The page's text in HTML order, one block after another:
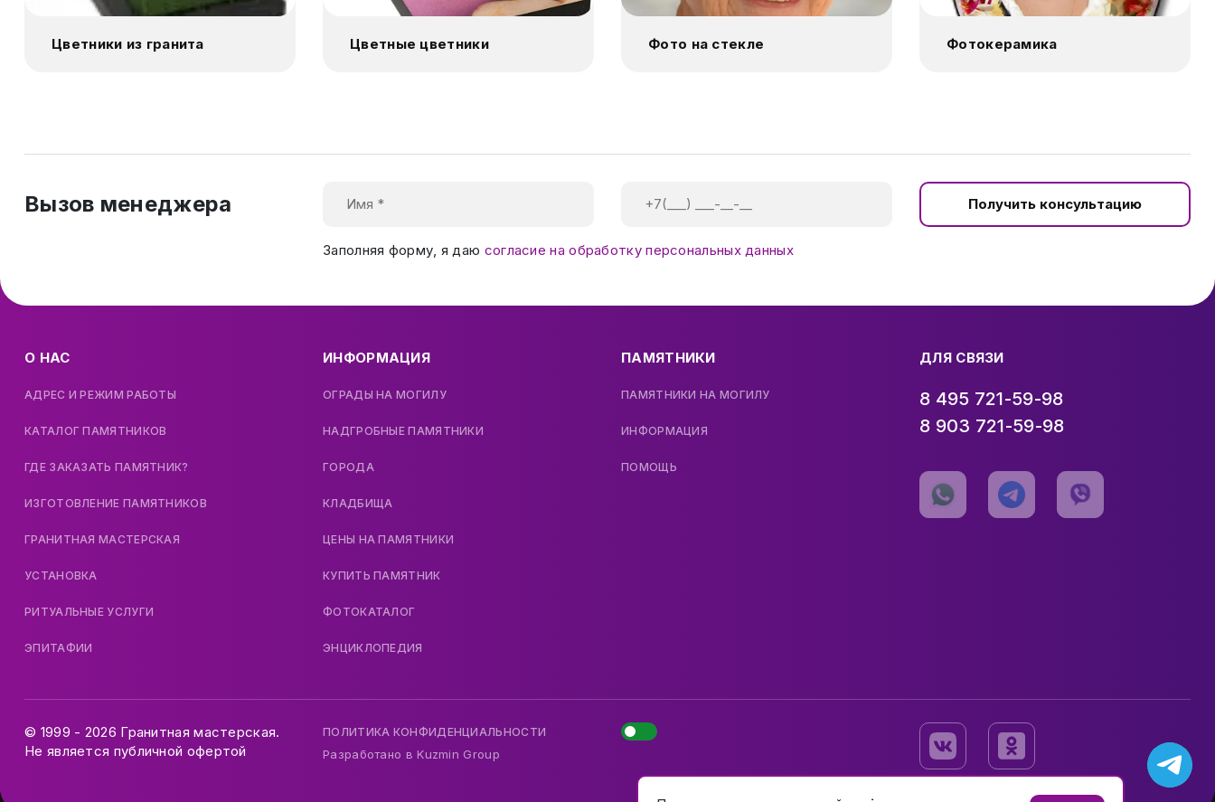
Цветники из гранита Цветные цветники Фото на стекле Фотокерамика
Вызов менеджера Получить консультацию
Заполняя форму, я даю согласие на обработку персональных данных
О НАС
АДРЕС И РЕЖИМ РАБОТЫ
КАТАЛОГ ПАМЯТНИКОВ
ГДЕ ЗАКАЗАТЬ ПАМЯТНИК?
ИЗГОТОВЛЕНИЕ ПАМЯТНИКОВ
ГРАНИТНАЯ МАСТЕРСКАЯ
УСТАНОВКА
РИТУАЛЬНЫЕ УСЛУГИ
ЭПИТАФИИ
ИНФОРМАЦИЯ
ОГРАДЫ НА МОГИЛУ
НАДГРОБНЫЕ ПАМЯТНИКИ
ГОРОДА
КЛАДБИЩА
ЦЕНЫ НА ПАМЯТНИКИ
КУПИТЬ ПАМЯТНИК
ФОТОКАТАЛОГ
ЭНЦИКЛОПЕДИЯ
ПАМЯТНИКИ
ПАМЯТНИКИ НА МОГИЛУ
ИНФОРМАЦИЯ
ПОМОЩЬ
ДЛЯ СВЯЗИ
8 495 721-59-98
8 903 721-59-98
© 1999 - 2026 Гранитная мастерская.
Не является публичной офертой
ПОЛИТИКА КОНФИДЕНЦИАЛЬНОСТИ
Разработано вKuzmin Group